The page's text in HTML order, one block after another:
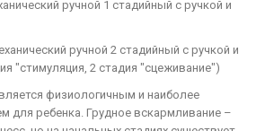
ручной 1 стадийный с ручкой и
ручной 2 стадийный с ручкой и
"стимуляция, 2 стадия "сцеживание")
физиологичным и наиболее
для ребенка. Грудное вскармливание –